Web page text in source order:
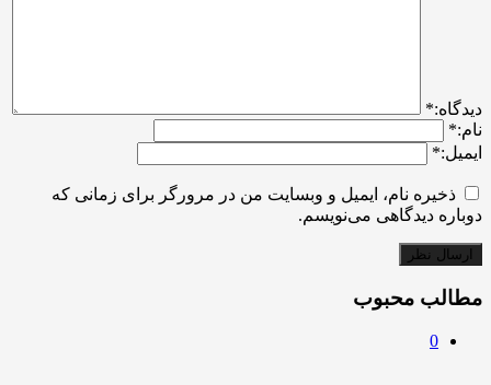
ديدگاه:*
نام:*
ایمیل:*
ذخیره نام، ایمیل و وبسایت من در مرورگر برای زمانی که
دوباره دیدگاهی می‌نویسم.
مطالب محبوب
0